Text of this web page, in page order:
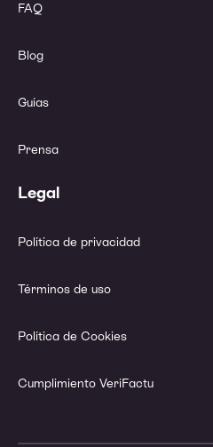
FAQ
Blog
Guías
Prensa
Legal
Política de privacidad
Términos de uso
Política de Cookies
Cumplimiento VeriFactu